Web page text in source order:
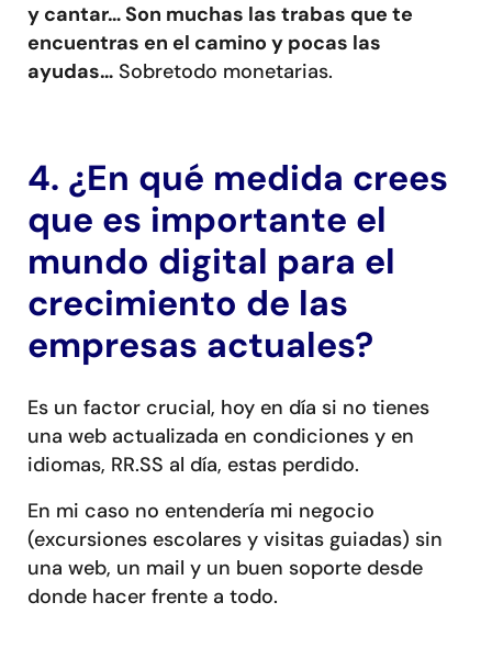
y cantar… Son muchas las trabas que te
encuentras en el camino y pocas las
ayudas… Sobretodo monetarias.
4. ¿En qué medida crees
que es importante el
mundo digital para el
crecimiento de las
empresas actuales?
Es un factor crucial, hoy en día si no tienes
una web actualizada en condiciones y en
idiomas, RR.SS al día, estas perdido.
En mi caso no entendería mi negocio
(excursiones escolares y visitas guiadas) sin
una web, un mail y un buen soporte desde
donde hacer frente a todo.